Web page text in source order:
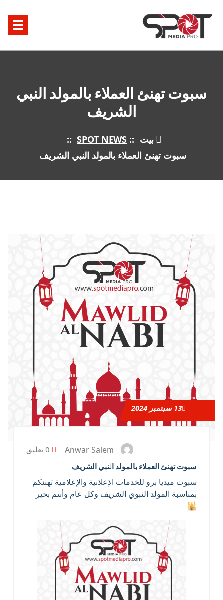
المحتوى
سبوت تهنئ العملاء بالمولد النبي
الشريف
بيت ::
SPOT NEWS
::
سبوت تهنئ العملاء بالمولد النبي الشريف
13 سبتمبر 2024
Anwar Salem
سبوت تهنئ العملاء بالمولد النبي الشريف
سبوت ميديا برو للخدمات الإعلانية والإعلامية تهنئكم
بمناسبة المولد النبوي الشريف وكل عام وأنتم بخير
🕌